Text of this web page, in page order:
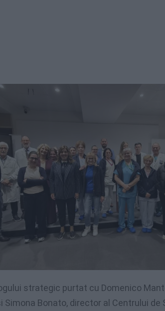
strategic purtat cu Domenico
Simona Bonato, director al Centrului de